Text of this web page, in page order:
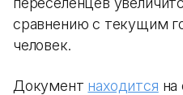
сравнению с текущим
человек.
Документ находится